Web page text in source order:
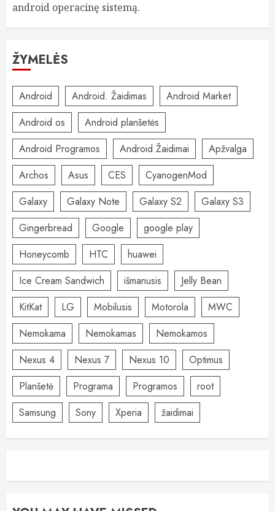
android operacinę sistemą.
ŽYMELĖS
Android Android. Žaidimas
Android Market
Android os
Android planšetės
Android Programos
Android Žaidimai
Apžvalga
Archos
Asus CES
CyanogenMod
Galaxy
Galaxy Note Galaxy S2
Galaxy S3
Gingerbread
Google
google play
Honeycomb
HTC
huawei
Ice Cream Sandwich
išmanusis
Jelly Bean
KitKat
LG Mobilusis Motorola
MWC
Nemokama
Nemokamas
Nemokamos
Nexus 4
Nexus 7 Nexus 10
Optimus
Planšetė
Programa Programos
root
Samsung
Sony Xperia žaidimai